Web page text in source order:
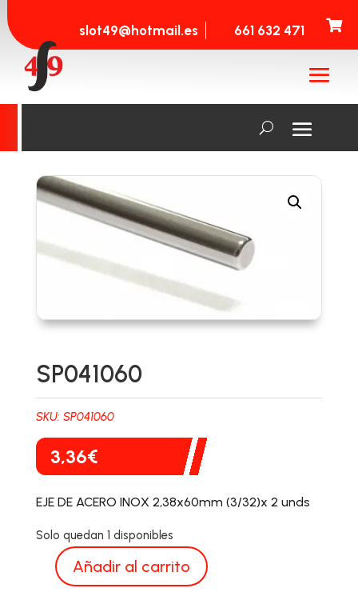
slot49@hotmail.es 661 632 471 
SP041060
SKU: SP041060
3,36€
EJE DE ACERO INOX 2,38x60mm (3/32)x 2 unds
Solo quedan 1 disponibles
SP041060
Añadir al carrito